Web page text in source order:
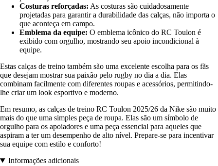
Costuras reforçadas: As costuras são cuidadosamente
projetadas para garantir a durabilidade das calças, não importa o
que aconteça em campo.
Emblema da equipe: O emblema icônico do RC Toulon é
exibido com orgulho, mostrando seu apoio incondicional à
equipe.
Estas calças de treino também são uma excelente escolha para os fãs
que desejam mostrar sua paixão pelo rugby no dia a dia. Elas
combinam facilmente com diferentes roupas e acessórios, permitindo-
lhe criar um look esportivo e moderno.
Em resumo, as calças de treino RC Toulon 2025/26 da Nike são muito
mais do que uma simples peça de roupa. Elas são um símbolo de
orgulho para os apoiadores e uma peça essencial para aqueles que
aspiram a ter um desempenho de alto nível. Prepare-se para incentivar
sua equipe com estilo e conforto!
Informações adicionais